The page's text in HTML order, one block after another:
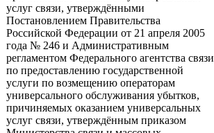
услуг связи, утверждёнными
Постановлением Правительства
Российской Федерации от 21 апреля 2005
года № 246 и Административным
регламентом Федерального агентства связи
по предоставлению государственной
услуги по возмещению операторам
универсального обслуживания убытков,
причиняемых оказанием универсальных
услуг связи, утверждённым приказом